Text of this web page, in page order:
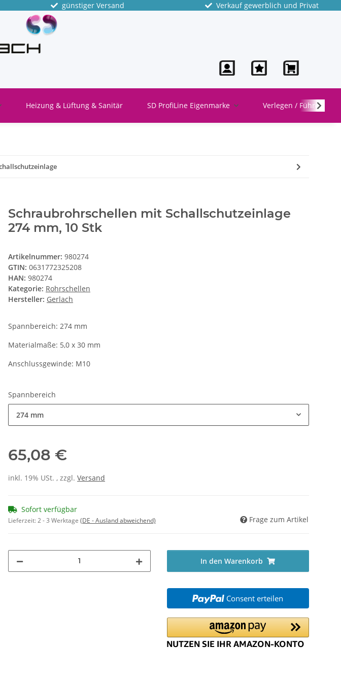
günstiger Versand Verkauf gewerblich und Privat
Heizung & Lüftung & Sanitär SD ProfiLine Eigenmarke Verlegen / Führen
Schraubrohrschellen mit Schallschutzeinlage
274 mm, 10 Stk
Artikelnummer: 980274
GTIN: 0631772325208
HAN: 980274
Kategorie: Rohrschellen
Hersteller: Gerlach
Spannbereich: 274 mm
Materialmaße: 5,0 x 30 mm
Anschlussgewinde: M10
Spannbereich
274 mm
65,08 €
inkl. 19% USt. , zzgl. Versand
Sofort verfügbar
Lieferzeit:2 - 3 Werktage (DE - Ausland abweichend) Frage zum Artikel
In den Warenkorb
Consent erteilen